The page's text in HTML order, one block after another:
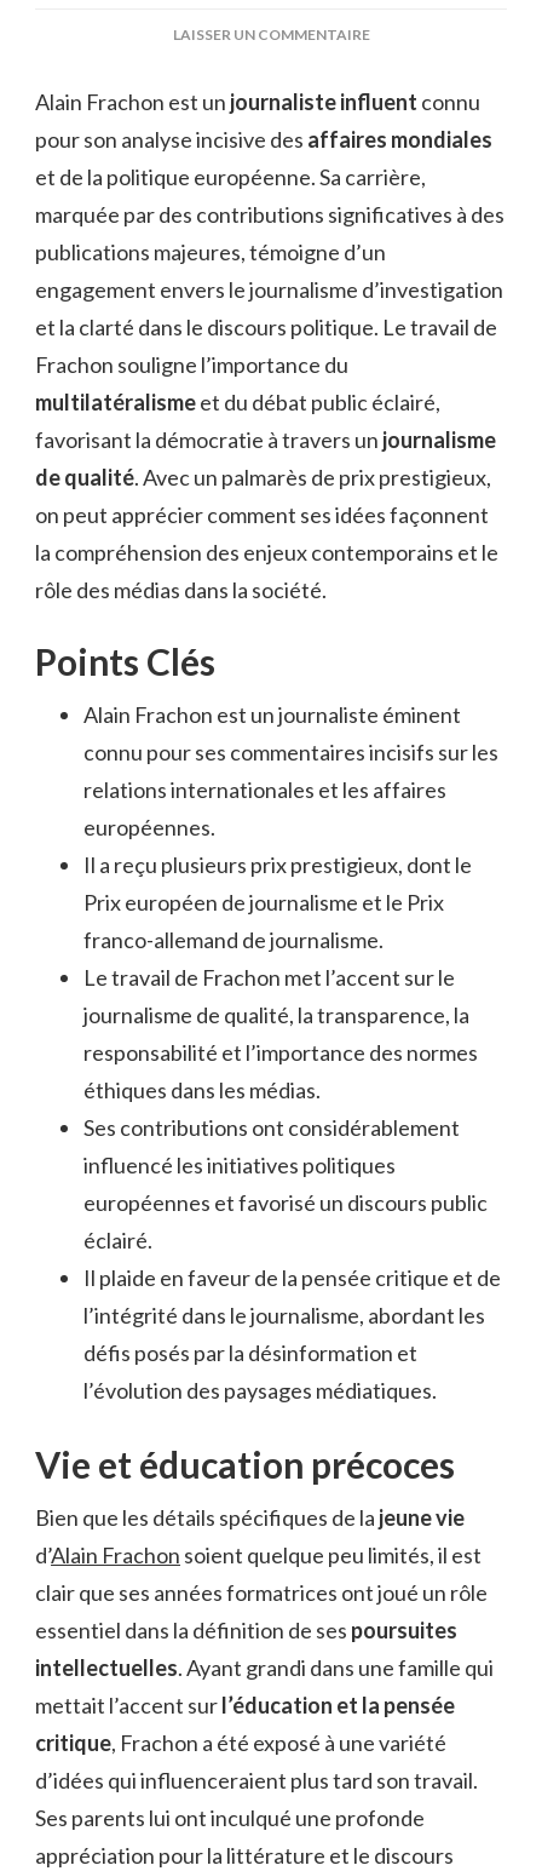
LAISSER UN COMMENTAIRESUR
Alain Frachon est un journaliste influent connu
pour son analyse incisive des affaires mondiales
et de la politique européenne. Sa carrière,
marquée par des contributions significatives à des
publications majeures, témoigne d’un
engagement envers le journalisme d’investigation
et la clarté dans le discours politique. Le travail de
Frachon souligne l’importance du
multilatéralismeet du débat public éclairé,
favorisant la démocratie à travers un journalisme
de qualité. Avec un palmarès de prix prestigieux,
on peut apprécier comment ses idées façonnent
la compréhension des enjeux contemporains et le
rôle des médias dans la société.
Points Clés
Alain Frachon est un journaliste éminent
connu pour ses commentaires incisifs sur les
relations internationales et les affaires
européennes.
Il a reçu plusieurs prix prestigieux, dont le
Prix européen de journalisme et le Prix
franco-allemand de journalisme.
Le travail de Frachon met l’accent sur le
journalisme de qualité, la transparence, la
responsabilité et l’importance des normes
éthiques dans les médias.
Ses contributions ont considérablement
influencé les initiatives politiques
européennes et favorisé un discours public
éclairé.
Il plaide en faveur de la pensée critique et de
l’intégrité dans le journalisme, abordant les
défis posés par la désinformation et
l’évolution des paysages médiatiques.
Vie et éducation précoces
Bien que les détails spécifiques de la jeune vie
d’Alain Frachon soient quelque peu limités, il est
clair que ses années formatrices ont joué un rôle
essentiel dans la définition de ses poursuites
intellectuelles. Ayant grandi dans une famille qui
mettait l’accent surl’éducation et la pensée
critique, Frachon a été exposé à une variété
d’idées qui influenceraient plus tard son travail.
Ses parents lui ont inculqué une profonde
appréciation pour la littérature et le discours